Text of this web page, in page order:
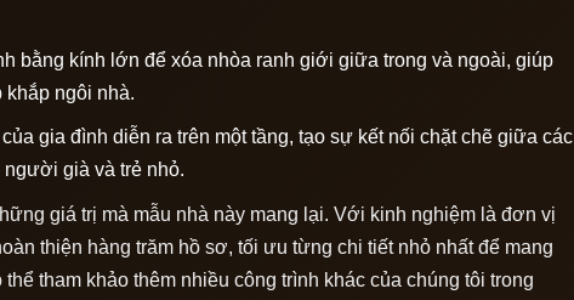
bằng kính lớn để xóa nhòa ranh giới giữa trong và ngoài, giúp
khắp ngôi nhà.
gia đình diễn ra trên một tầng, tạo sự kết nối chặt chẽ giữa các
người già và trẻ nhỏ.
giá trị mà mẫu nhà này mang lại. Với kinh nghiệm là đơn vị
thiện hàng trăm hồ sơ, tối ưu từng chi tiết nhỏ nhất để mang
tham khảo thêm nhiều công trình khác của chúng tôi trong